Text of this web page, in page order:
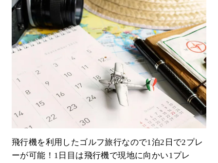
飛行機を利用したゴルフ旅行なので1泊2日で2プレ
ーが可能！1日目は飛行機で現地に向かい1プレ